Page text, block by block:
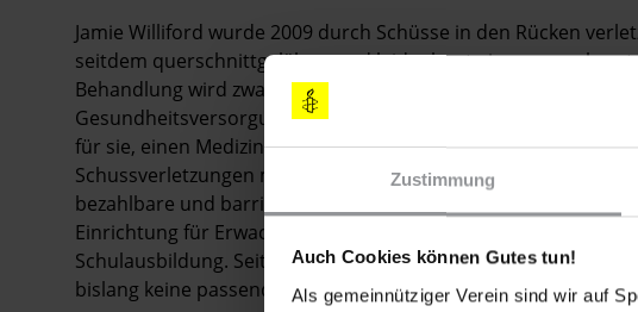
Zustimmung
Auch Cookies können Gutes tun!
Als gemeinnütziger Verein sind wir auf
Jamie Williford wurde 2009 durch Schüsse in den Rücken
seitdem querschnittgelähmt und leidet heute immer noch
Behandlung wird zwar durch Medicaid finanziert, ein
Gesundheitsversorgung einiger Menschen mit niedrigem
für sie, einen Mediziner zu finden, der Medicaid akzeptiert.
Schussverletzungen mit dauerhaften Behinderungen hat auch
bezahlbare und barrierefreie Wohnung zu finden. Nach ihrer
Einrichtung für Erwachsene untergebracht, bekam dort aber
Schulausbildung. Seit ihrem 18. Geburtstag lebt Jamie
bislang keine passende dauerhafte Wohnung finden, die für